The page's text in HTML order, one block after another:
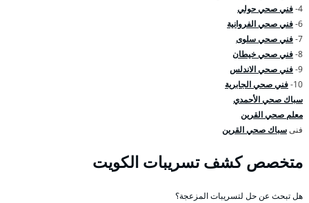
4- فني صحي حولي
6- فني صحي الفروانية
7- فني صحي سلوى
8- فني صحي خيطان
9- فني صحي الاندلس
10- فني صحي الجابرية
سباك صحي الأحمدي
معلم صحي القرين
فنىسباك صحي القرين
متخصص كشف تسريبات الكويت
هل تبحث عن حل لتسريبات المزعجة؟